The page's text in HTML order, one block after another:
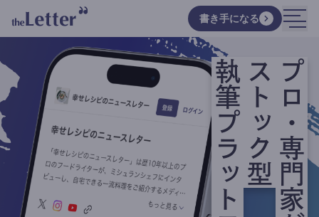
書き手になる
ストック型